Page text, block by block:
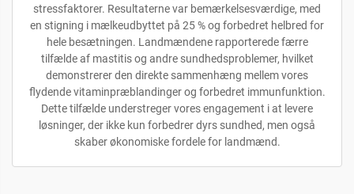
stressfaktorer. Resultaterne var bemærkelsesværdige, med
en stigning i mælkeudbyttet på 25 % og forbedret helbred for
hele besætningen. Landmændene rapporterede færre
tilfælde af mastitis og andre sundhedsproblemer, hvilket
demonstrerer den direkte sammenhæng mellem vores
flydende vitaminpræblandinger og forbedret immunfunktion.
Dette tilfælde understreger vores engagement i at levere
løsninger, der ikke kun forbedrer dyrs sundhed, men også
skaber økonomiske fordele for landmænd.